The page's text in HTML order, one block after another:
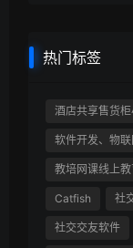
热门标签
酒店共享售货
软件开发、物
教培网课线上
Catfish 社
社交交友软件